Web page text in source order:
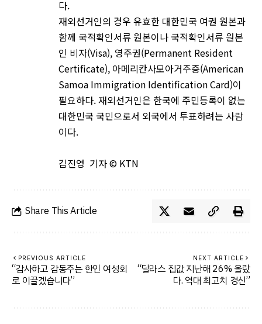
다.
재외선거인의 경우 유효한 대한민국 여권 원본과
함께 국적확인서류 원본이나 국적확인서류 원본
인 비자(Visa), 영주권(Permanent Resident
Certificate), 아메리칸사모아거주증(American
Samoa Immigration Identification Card)이
필요하다. 재외선거인은 한국에 주민등록이 없는
대한민국 국민으로서 외국에서 투표하려는 사람
이다.
김진영 기자 © KTN
Share This Article
PREVIOUS ARTICLE
“감사하고 감동주는 한인 여성회
로 이끌겠습니다”
NEXT ARTICLE
“달라스 집값 지난해 26% 올랐
다. 역대 최고치 경신”